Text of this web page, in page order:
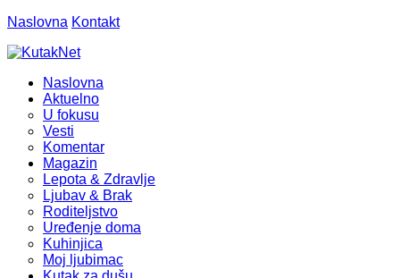
Naslovna Kontakt
Naslovna
Aktuelno
U fokusu
Vesti
Komentar
Magazin
Lepota & Zdravlje
Ljubav & Brak
Roditeljstvo
Uređenje doma
Kuhinjica
Moj ljubimac